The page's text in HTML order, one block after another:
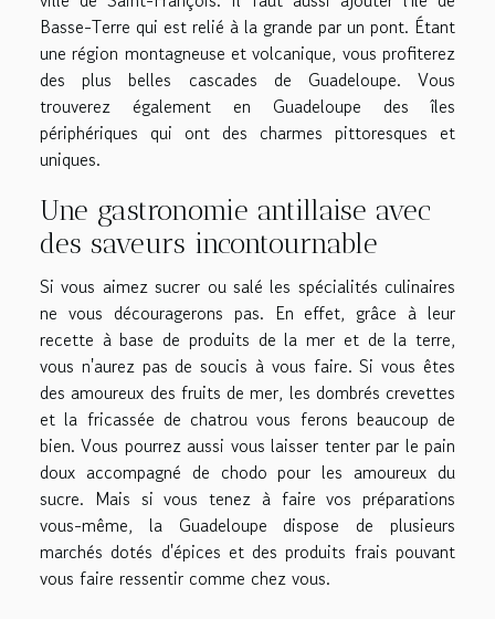
Basse-Terre qui est relié à la grande par un pont. Étant
une région montagneuse et volcanique, vous profiterez
des plus belles cascades de Guadeloupe. Vous
trouverez également en Guadeloupe des îles
périphériques qui ont des charmes pittoresques et
uniques.
Une gastronomie antillaise avec
des saveurs incontournable
Si vous aimez sucrer ou salé les spécialités culinaires
ne vous découragerons pas. En effet, grâce à leur
recette à base de produits de la mer et de la terre,
vous n'aurez pas de soucis à vous faire. Si vous êtes
des amoureux des fruits de mer, les dombrés crevettes
et la fricassée de chatrou vous ferons beaucoup de
bien. Vous pourrez aussi vous laisser tenter par le pain
doux accompagné de chodo pour les amoureux du
sucre. Mais si vous tenez à faire vos préparations
vous-même, la Guadeloupe dispose de plusieurs
marchés dotés d'épices et des produits frais pouvant
vous faire ressentir comme chez vous.